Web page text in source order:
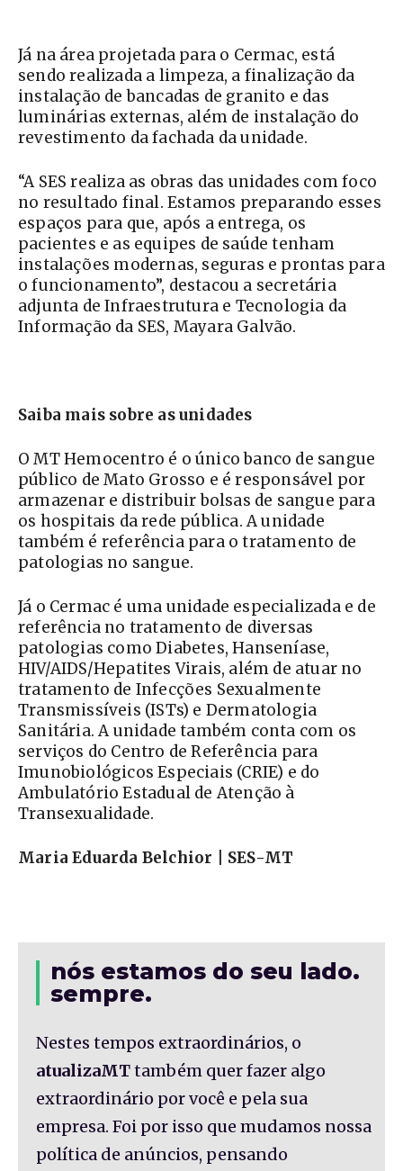
Já na área projetada para o Cermac, está
sendo realizada a limpeza, a finalização da
instalação de bancadas de granito e das
luminárias externas, além de instalação do
revestimento da fachada da unidade.
“A SES realiza as obras das unidades com foco
no resultado final. Estamos preparando esses
espaços para que, após a entrega, os
pacientes e as equipes de saúde tenham
instalações modernas, seguras e prontas para
o funcionamento”, destacou a secretária
adjunta de Infraestrutura e Tecnologia da
Informação da SES, Mayara Galvão.
Saiba mais sobre as unidades
O MT Hemocentro é o único banco de sangue
público de Mato Grosso e é responsável por
armazenar e distribuir bolsas de sangue para
os hospitais da rede pública. A unidade
também é referência para o tratamento de
patologias no sangue.
Já o Cermac é uma unidade especializada e de
referência no tratamento de diversas
patologias como Diabetes, Hanseníase,
HIV/AIDS/Hepatites Virais, além de atuar no
tratamento de Infecções Sexualmente
Transmissíveis (ISTs) e Dermatologia
Sanitária. A unidade também conta com os
serviços do Centro de Referência para
Imunobiológicos Especiais (CRIE) e do
Ambulatório Estadual de Atenção à
Transexualidade.
Maria Eduarda Belchior | SES-MT
nós estamos do seu lado.
sempre.
Nestes tempos extraordinários, o
atualizaMTtambém quer fazer algo
extraordinário por você e pela sua
empresa. Foi por isso que mudamos nossa
política de anúncios, pensando